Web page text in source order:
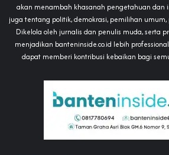
akan menambah khasanah pengetahuan dan
juga tentang politik, demokrasi, pemilihan umum,
Dikelola oleh jurnalis dan penulis muda, serta
menjadikan banteninside.co.id lebih
dapat memberi kontribusi kebaikan bagi